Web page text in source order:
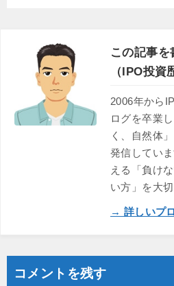
この記事
（IPO投資
2006年から
ログを卒業
く、自然体
発信してい
える「負け
い方」を大
→ 詳しいプ
コメントを残す